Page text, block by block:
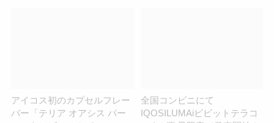
アイコス初のカプセルフレー
バー「テリア オアシス パー
全国コンビニにて
IQOSILUMAiビビットテラコ